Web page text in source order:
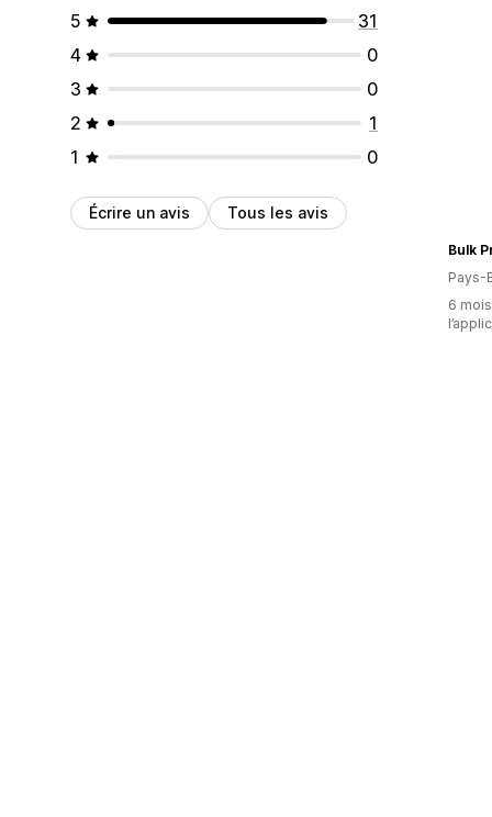
5
31
4
0
3
0
2
1
1
0
Écrire un avis Tous les avis
Bulk
Pays-
6